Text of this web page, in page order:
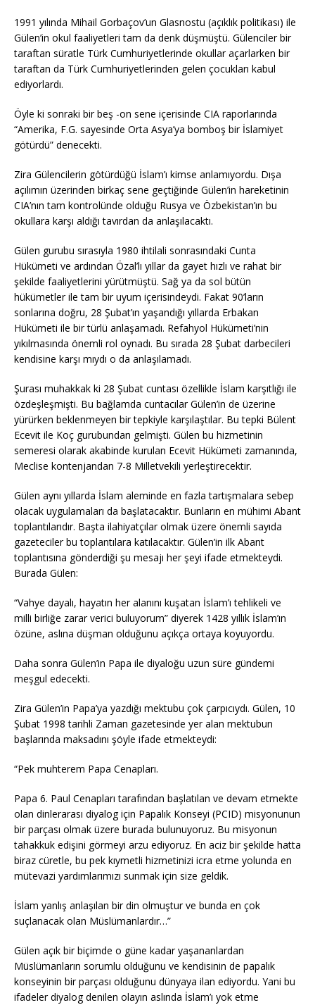
1991 yılında Mihail Gorbaçov’un Glasnostu (açıklık politikası) ile
Gülen’in okul faaliyetleri tam da denk düşmüştü. Gülenciler bir
taraftan süratle Türk Cumhuriyetlerinde okullar açarlarken bir
taraftan da Türk Cumhuriyetlerinden gelen çocukları kabul
ediyorlardı.
Öyle ki sonraki bir beş -on sene içerisinde CIA raporlarında
“Amerika, F.G. sayesinde Orta Asya’ya bomboş bir İslamiyet
götürdü” denecekti.
Zira Gülencilerin götürdüğü İslam’ı kimse anlamıyordu. Dışa
açılımın üzerinden birkaç sene geçtiğinde Gülen’in hareketinin
CIA’nın tam kontrolünde olduğu Rusya ve Özbekistan’ın bu
okullara karşı aldığı tavırdan da anlaşılacaktı.
Gülen gurubu sırasıyla 1980 ihtilali sonrasındaki Cunta
Hükümeti ve ardından Özal’lı yıllar da gayet hızlı ve rahat bir
şekilde faaliyetlerini yürütmüştü. Sağ ya da sol bütün
hükümetler ile tam bir uyum içerisindeydi. Fakat 90’ların
sonlarına doğru, 28 Şubat’ın yaşandığı yıllarda Erbakan
Hükümeti ile bir türlü anlaşamadı. Refahyol Hükümeti’nin
yıkılmasında önemli rol oynadı. Bu sırada 28 Şubat darbecileri
kendisine karşı mıydı o da anlaşılamadı.
Şurası muhakkak ki 28 Şubat cuntası özellikle İslam karşıtlığı ile
özdeşleşmişti. Bu bağlamda cuntacılar Gülen’in de üzerine
yürürken beklenmeyen bir tepkiyle karşılaştılar. Bu tepki Bülent
Ecevit ile Koç gurubundan gelmişti. Gülen bu hizmetinin
semeresi olarak akabinde kurulan Ecevit Hükümeti zamanında,
Meclise kontenjandan 7-8 Milletvekili yerleştirecektir.
Gülen aynı yıllarda İslam aleminde en fazla tartışmalara sebep
olacak uygulamaları da başlatacaktır. Bunların en mühimi Abant
toplantılarıdır. Başta ilahiyatçılar olmak üzere önemli sayıda
gazeteciler bu toplantılara katılacaktır. Gülen’in ilk Abant
toplantısına gönderdiği şu mesajı her şeyi ifade etmekteydi.
Burada Gülen:
“Vahye dayalı, hayatın her alanını kuşatan İslam’ı tehlikeli ve
milli birliğe zarar verici buluyorum” diyerek 1428 yıllık İslam’ın
özüne, aslına düşman olduğunu açıkça ortaya koyuyordu.
Daha sonra Gülen’in Papa ile diyaloğu uzun süre gündemi
meşgul edecekti.
Zira Gülen’in Papa’ya yazdığı mektubu çok çarpıcıydı. Gülen, 10
Şubat 1998 tarihli Zaman gazetesinde yer alan mektubun
başlarında maksadını şöyle ifade etmekteydi:
“Pek muhterem Papa Cenapları.
Papa 6. Paul Cenapları tarafından başlatılan ve devam etmekte
olan dinlerarası diyalog için Papalık Konseyi (PCID) misyonunun
bir parçası olmak üzere burada bulunuyoruz. Bu misyonun
tahakkuk edişini görmeyi arzu ediyoruz. En aciz bir şekilde hatta
biraz cüretle, bu pek kıymetli hizmetinizi icra etme yolunda en
mütevazi yardımlarımızı sunmak için size geldik.
İslam yanlış anlaşılan bir din olmuştur ve bunda en çok
suçlanacak olan Müslümanlardır…”
Gülen açık bir biçimde o güne kadar yaşananlardan
Müslümanların sorumlu olduğunu ve kendisinin de papalık
konseyinin bir parçası olduğunu dünyaya ilan ediyordu. Yani bu
ifadeler diyalog denilen olayın aslında İslam’ı yok etme